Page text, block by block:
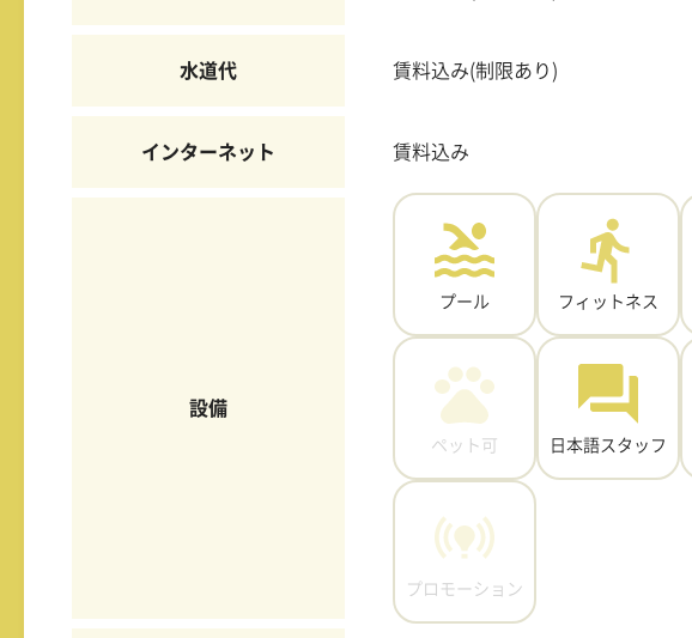
水道代 賃料込み(制限あり)
インターネット 賃料込み
設備
プール フィットネス
ペット可 日本語スタッフ
プロモーション